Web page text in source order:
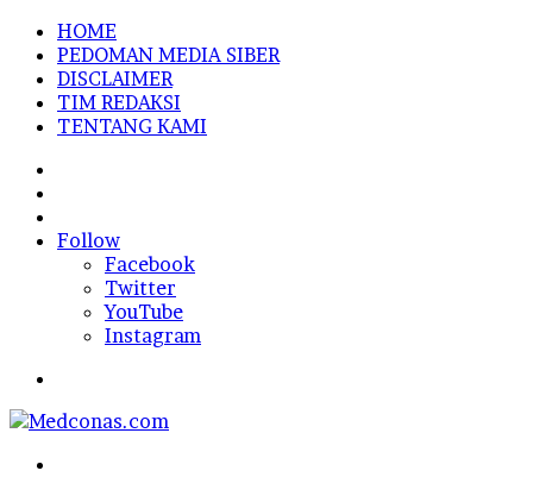
HOME
PEDOMAN MEDIA SIBER
DISCLAIMER
TIM REDAKSI
TENTANG KAMI
In
Follow
Facebook
Twitter
YouTube
Instagram